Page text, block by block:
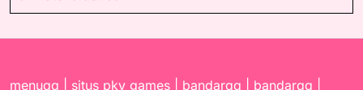
menuqq situs pkv games bandarqq bandarqq